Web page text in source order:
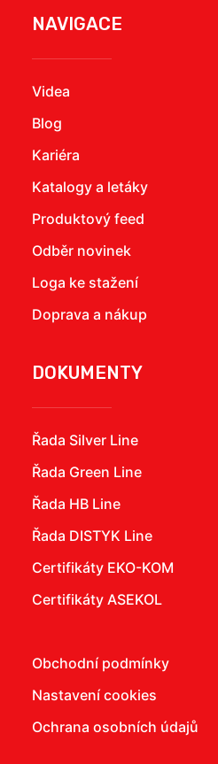
NAVIGACE
Videa
Blog
Kariéra
Katalogy a letáky
Produktový feed
Odběr novinek
Loga ke stažení
Doprava a nákup
DOKUMENTY
Řada Silver Line
Řada Green Line
Řada HB Line
Řada DISTYK Line
Certifikáty EKO-KOM
Certifikáty ASEKOL
Obchodní podmínky
Nastavení cookies
Ochrana osobních údajů